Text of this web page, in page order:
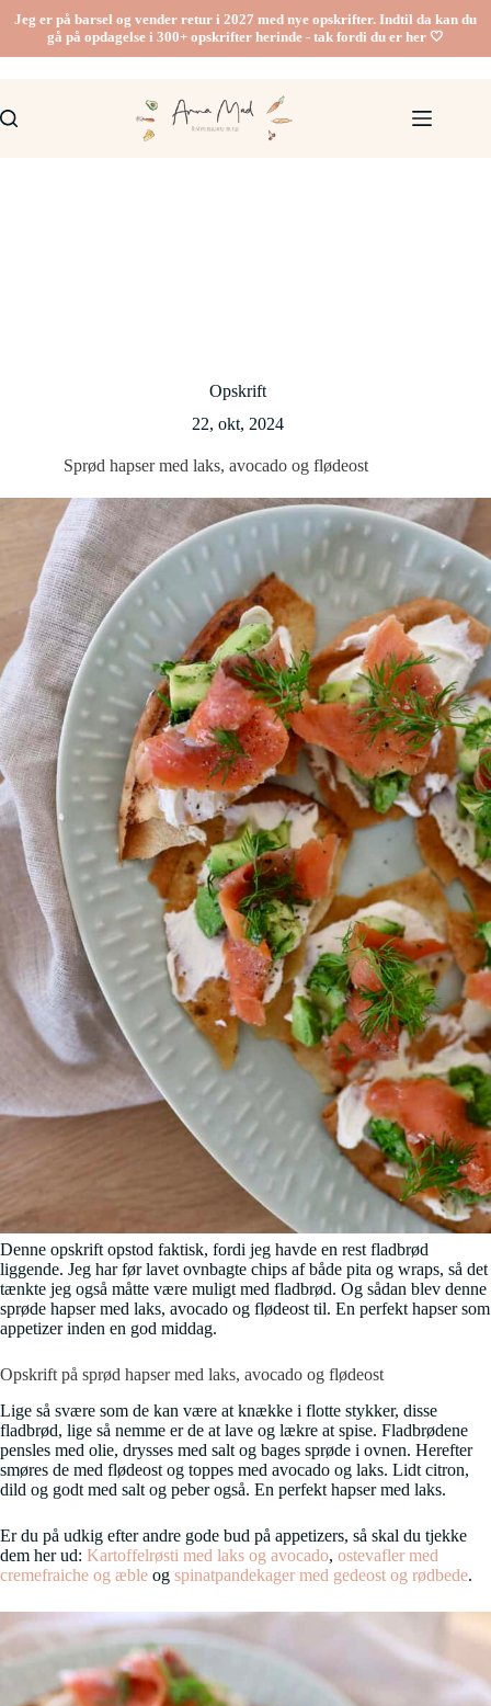
indhold
Jeg er på barsel og vender retur i 2027 med nye opskrifter. Indtil da kan du
gå på opdagelse i 300+ opskrifter herinde - tak fordi du er her 🤍
Opskrift
22, okt, 2024
Sprød hapser med laks, avocado og flødeost
Denne opskrift opstod faktisk, fordi jeg havde en rest fladbrød
liggende. Jeg har før lavet ovnbagte chips af både pita og wraps, så det
tænkte jeg også måtte være muligt med fladbrød. Og sådan blev denne
sprøde hapser med laks, avocado og flødeost til. En perfekt hapser som
appetizer inden en god middag.
Opskrift på sprød hapser med laks, avocado og flødeost
Lige så svære som de kan være at knække i flotte stykker, disse
fladbrød, lige så nemme er de at lave og lækre at spise. Fladbrødene
pensles med olie, drysses med salt og bages sprøde i ovnen. Herefter
smøres de med flødeost og toppes med avocado og laks. Lidt citron,
dild og godt med salt og peber også. En perfekt hapser med laks.
Er du på udkig efter andre gode bud på appetizers, så skal du tjekke
dem her ud: Kartoffelrøsti med laks og avocado, ostevafler med
cremefraiche og æble og spinatpandekager med gedeost og rødbede.